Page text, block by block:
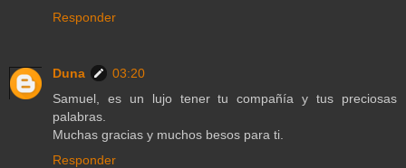
Responder
Duna
03:20
Samuel, es un lujo tener tu compañía y tus preciosas
palabras.
Muchas gracias y muchos besos para ti.
Responder